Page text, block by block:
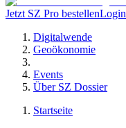
Jetzt SZ Pro bestellenLogin
Digitalwende
Geoökonomie
Events
Über SZ Dossier
Startseite